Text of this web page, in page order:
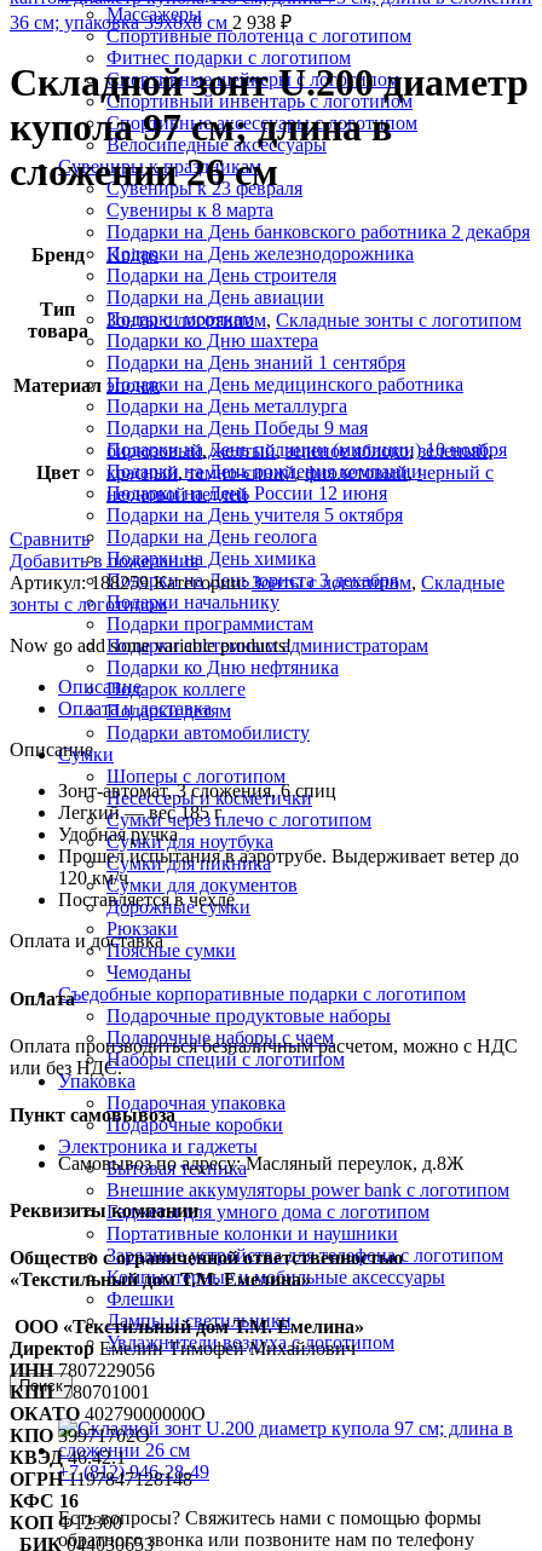
Массажеры
Спортивные полотенца с логотипом
Фитнес подарки с логотипом
Спортивные шейкеры с логотипом
Спортивный инвентарь с логотипом
Спортивные аксессуары с логотипом
Велосипедные аксессуары
Сувениры к праздникам
Сувениры к 23 февраля
Сувениры к 8 марта
Подарки на День банковского работника 2 декабря
Подарки на День железнодорожника
Подарки на День строителя
Подарки на День авиации
Подарки морякам
Подарки ко Дню шахтера
Подарки на День знаний 1 сентября
Подарки на День медицинского работника
Подарки на День металлурга
Подарки на День Победы 9 мая
Подарки на День полиции (милиции) 10 ноября
Подарки на День рождения компании
Подарки на День России 12 июня
Подарки на День учителя 5 октября
Подарки на День геолога
Подарки на День химика
Подарки на День юриста 3 декабря
Подарки начальнику
Подарки программистам
Подарки системным администраторам
Подарки ко Дню нефтяника
Подарок коллеге
Подарки детям
Подарки автомобилисту
Сумки
Шоперы с логотипом
Несессеры и косметички
Сумки через плечо с логотипом
Сумки для ноутбука
Сумки для пикника
Сумки для документов
Дорожные сумки
Рюкзаки
Поясные сумки
Чемоданы
Съедобные корпоративные подарки с логотипом
Подарочные продуктовые наборы
Подарочные наборы с чаем
Наборы специй с логотипом
Упаковка
Подарочная упаковка
Подарочные коробки
Электроника и гаджеты
Бытовая техника
Внешние аккумуляторы power bank с логотипом
Гаджеты для умного дома с логотипом
Портативные колонки и наушники
Зарядные устройства для телефона с логотипом
Компьютерные и мобильные аксессуары
Флешки
Лампы и светильники
Увлажнители воздуха с логотипом
Поиск
+7 (812) 946-28-49
Есть вопросы? Свяжитесь нами с помощью формы
обратного звонка или позвоните нам по телефону
36 см; упаковка 39х8х8 см 2 938 ₽
Складной зонт U.200 диаметр
купола 97 см; длина в
сложении 26 см
Бренд Knirps
Тип
товара
Зонты с логотипом, Складные зонты с логотипом
Материал эпонж
Цвет
бирюзовый,желтый,зеленое яблоко,зеленый,
красный,темно-синий,фиолетовый,черный с
неоновой петлей
Сравнить
Добавить в пожелания
Артикул:188259Категории: Зонты с логотипом, Складные
зонты с логотипом
Now go add some variable products!
Описание
Оплата и доставка
Описание
Зонт-автомат, 3 сложения, 6 спиц
Легкий — вес 185 г
Удобная ручка
Прошел испытания в аэротрубе. Выдерживает ветер до
120 км/ч
Поставляется в чехле
Оплата и доставка
Оплата
Оплата производиться безналичным расчетом, можно с НДС
или без НДС.
Пункт самовывоза
Самовывоз по адресу: Масляный переулок, д.8Ж
Реквизиты компании
Общество с ограниченной ответственностью
«Текстильный дом Т.М. Емелина»
ООО «Текстильный дом Т.М. Емелина»
Директор Емелин Тимофей Михайлович
ИНН7807229056
КПП780701001
ОКАТО 40279000000О
КПО 39971702О
КВЭД46.42.1
ОГРН1197847128148
КФС 16
КОП Ф12300
БИК044030653